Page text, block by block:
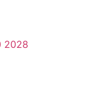
2028